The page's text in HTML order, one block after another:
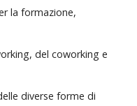
la formazione,
del coworking e
diverse forme di